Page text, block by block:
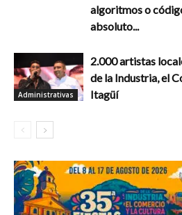
algoritmos o
absoluto...
Administrativas
2.000 artistas
de la Industria, el
Itagüí